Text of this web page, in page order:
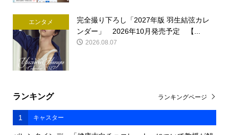
エンタメ
完全撮り下ろし「2027年版 羽生結弦カレ
ンダー」 2026年10月発売予定 【...
2026.08.07
ランキング
1 キャスター
ランキングページ